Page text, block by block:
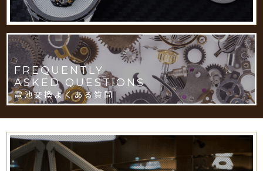
FREQUENTLY
ASKED QUESTIONS
電池交換よくある質問